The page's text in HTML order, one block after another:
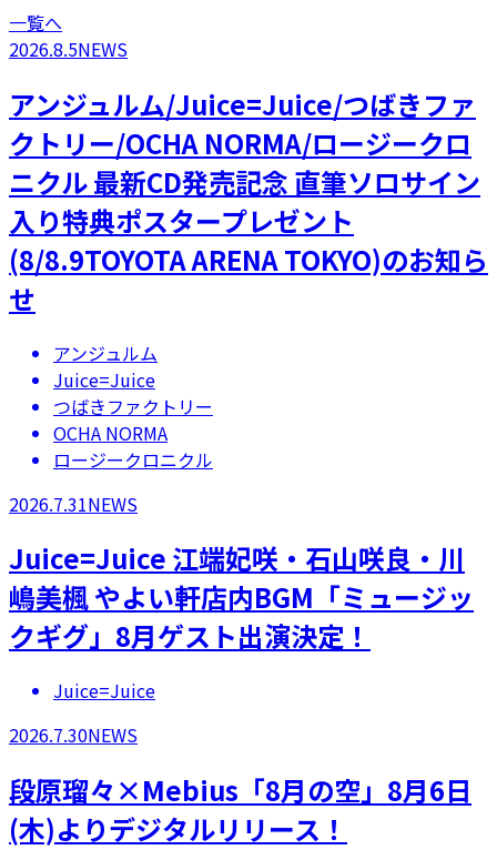
一覧へ
2026.8.5NEWS
アンジュルム/Juice=Juice/つばきファ
クトリー/OCHA NORMA/ロージークロ
ニクル 最新CD発売記念 直筆ソロサイン
入り特典ポスタープレゼント
(8/8.9TOYOTA ARENA TOKYO)のお知ら
せ
アンジュルム
Juice=Juice
つばきファクトリー
OCHA NORMA
ロージークロニクル
2026.7.31NEWS
Juice=Juice 江端妃咲・石山咲良・川
嶋美楓 やよい軒店内BGM「ミュージッ
クギグ」8月ゲスト出演決定！
Juice=Juice
2026.7.30NEWS
段原瑠々×Mebius「8月の空」8月6日
(木)よりデジタルリリース！